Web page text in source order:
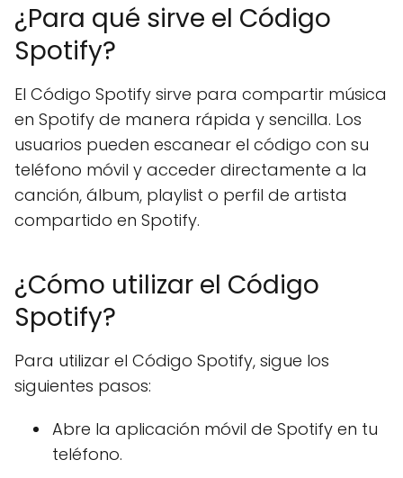
¿Para qué sirve el Código
Spotify?
El Código Spotify sirve para compartir música
en Spotify de manera rápida y sencilla. Los
usuarios pueden escanear el código con su
teléfono móvil y acceder directamente a la
canción, álbum, playlist o perfil de artista
compartido en Spotify.
¿Cómo utilizar el Código
Spotify?
Para utilizar el Código Spotify, sigue los
siguientes pasos:
Abre la aplicación móvil de Spotify en tu
teléfono.